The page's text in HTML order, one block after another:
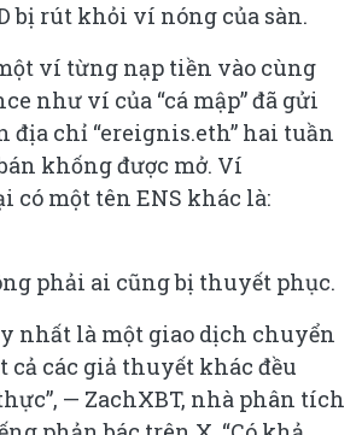
bị rút khỏi ví nóng của sàn.
ví từng nạp tiền vào cùng
như ví của “cá mập” đã gửi
địa chỉ “ereignis.eth” hai tuần
khống được mở. Ví
có một tên ENS khác là:
phải ai cũng bị thuyết phục.
nhất là một giao dịch chuyển
cả các giả thuyết khác đều
— ZachXBT, nhà phân tích